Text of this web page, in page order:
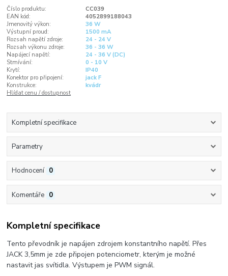
Číslo produktu:
CC039
EAN kód:
4052899188043
Jmenovitý výkon:
36 W
Výstupní proud:
1500 mA
Rozsah napětí zdroje:
24 - 24 V
Rozsah výkonu zdroje:
36 - 36 W
Napájecí napětí:
24 - 36 V (DC)
Stmívání:
0 - 10 V
Krytí:
IP40
Konektor pro připojení:
jack F
Konstrukce:
kvádr
Hlídat cenu / dostupnost
Kompletní specifikace
Parametry
Hodnocení 0
Komentáře 0
Kompletní specifikace
Tento převodník je napájen zdrojem konstantního napětí. Přes
JACK 3,5mm je zde připojen potenciometr, kterým je možné
nastavit jas svítidla. Výstupem je PWM signál.